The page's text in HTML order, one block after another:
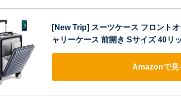
[New Trip] スーツケース フロント
ャリーケース 前開き Sサイズ 40リ
Amazonで見